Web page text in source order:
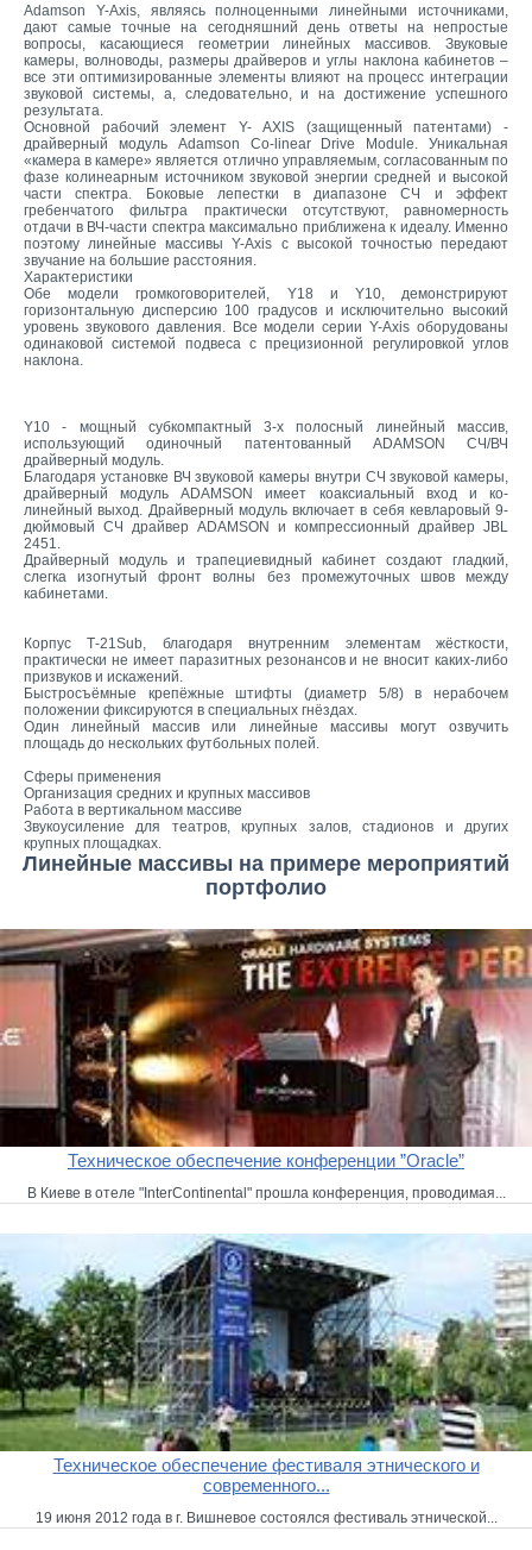
Adamson Y-Axis, являясь полноценными линейными источниками,
дают самые точные на сегодняшний день ответы на непростые
вопросы, касающиеся геометрии линейных массивов. Звуковые
камеры, волноводы, размеры драйверов и углы наклона кабинетов –
все эти оптимизированные элементы влияют на процесс интеграции
звуковой системы, а, следовательно, и на достижение успешного
результата.
Основной рабочий элемент Y- AXIS (защищенный патентами) -
драйверный модуль Adamson Co-linear Drive Module. Уникальная
«камера в камере» является отлично управляемым, согласованным по
фазе колинеарным источником звуковой энергии средней и высокой
части спектра. Боковые лепестки в диапазоне СЧ и эффект
гребенчатого фильтра практически отсутствуют, равномерность
отдачи в ВЧ-части спектра максимально приближена к идеалу. Именно
поэтому линейные массивы Y-Axis с высокой точностью передают
звучание на большие расстояния.
Характеристики
Обе модели громкоговорителей, Y18 и Y10, демонстрируют
горизонтальную дисперсию 100 градусов и исключительно высокий
уровень звукового давления. Все модели серии Y-Axis оборудованы
одинаковой системой подвеса с прецизионной регулировкой углов
наклона.
Y10 - мощный субкомпактный 3-х полосный линейный массив,
использующий одиночный патентованный ADAMSON СЧ/ВЧ
драйверный модуль.
Благодаря установке ВЧ звуковой камеры внутри СЧ звуковой камеры,
драйверный модуль ADAMSON имеет коаксиальный вход и ко-
линейный выход. Драйверный модуль включает в себя кевларовый 9-
дюймовый СЧ драйвер ADAMSON и компрессионный драйвер JBL
2451.
Драйверный модуль и трапециевидный кабинет создают гладкий,
слегка изогнутый фронт волны без промежуточных швов между
кабинетами.
Корпус Т-21Sub, благодаря внутренним элементам жёсткости,
практически не имеет паразитных резонансов и не вносит каких-либо
призвуков и искажений.
Быстросъёмные крепёжные штифты (диаметр 5/8) в нерабочем
положении фиксируются в специальных гнёздах.
Один линейный массив или линейные массивы могут озвучить
площадь до нескольких футбольных полей.
Сферы применения
Организация средних и крупных массивов
Работа в вертикальном массиве
Звукоусиление для театров, крупных залов, стадионов и других
крупных площадках.
Линейные массивы на примере мероприятий
портфолио
Техническое обеспечение конференции ”Oracle”
В Киеве в отеле "InterContinental" прошла конференция, проводимая...
Техническое обеспечение фестиваля этнического и
современного...
19 июня 2012 года в г. Вишневое состоялся фестиваль этнической...